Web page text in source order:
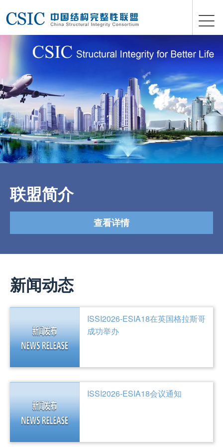
联盟简介
查看详情
新闻动态
ISSI2026-ESIA18在英国格拉斯哥
成功举办
ISSI2026-ESIA18会议通知